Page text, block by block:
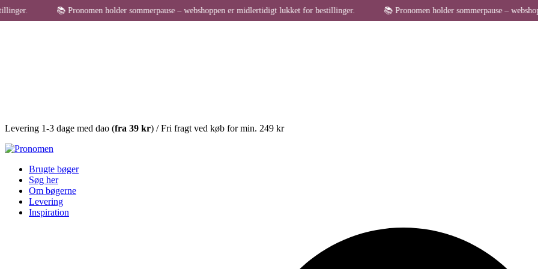
Levering 1-3 dage med dao (fra 39 kr) / Fri fragt ved køb for min. 249 kr
Brugte bøger
Søg her
Om bøgerne
Levering
Inspiration
📚 Pronomen holder sommerpause – webshoppen er midlertidigt lukket for bestillinger. 📚 Pronomen holder sommerpause – webshoppen er